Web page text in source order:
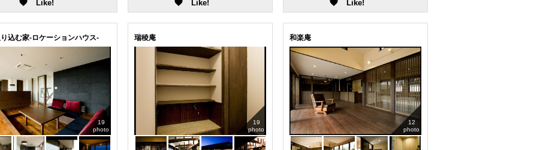
込む家-ロケーションハウス-
19
photo
瑞稜庵
19
photo
和楽庵
12
photo